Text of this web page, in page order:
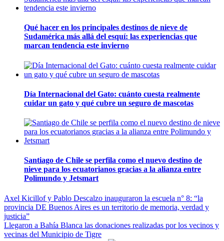
Qué hacer en los principales destinos de nieve de
Sudamérica más allá del esquí: las experiencias que
marcan tendencia este invierno
Día Internacional del Gato: cuánto cuesta realmente
cuidar un gato y qué cubre un seguro de mascotas
Santiago de Chile se perfila como el nuevo destino de
nieve para los ecuatorianos gracias a la alianza entre
Polimundo y Jetsmart
Navegación
de
entradas
Axel Kicillof y Pablo Descalzo inauguraron la escuela n° 8: “la
provincia DE Buenos Aires es un territorio de memoria, verdad y
justicia”
Llegaron a Bahía Blanca las donaciones realizadas por los vecinos y
vecinas del Municipio de Tigre